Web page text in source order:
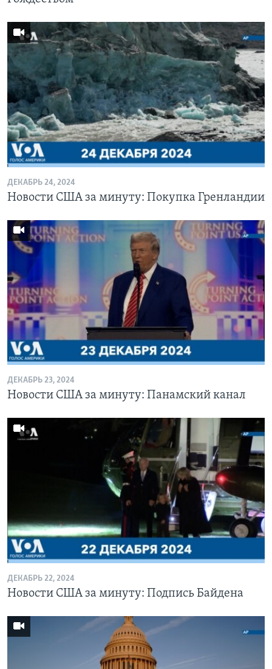
ДЕКАБРЬ 24, 2024
Новости США за минуту: Покупка Гренландии
ДЕКАБРЬ 23, 2024
Новости США за минуту: Панамский канал
ДЕКАБРЬ 22, 2024
Новости США за минуту: Подпись Байдена